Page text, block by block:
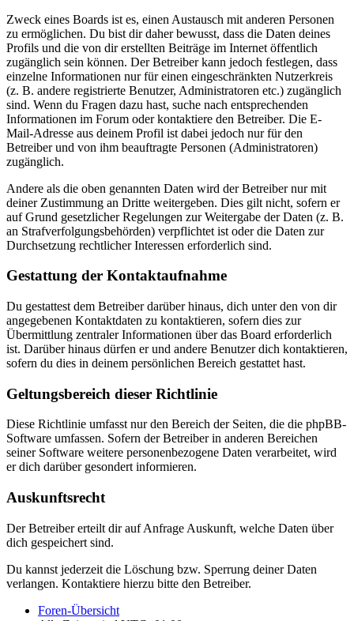
Zweck eines Boards ist es, einen Austausch mit anderen Personen
zu ermöglichen. Du bist dir daher bewusst, dass die Daten deines
Profils und die von dir erstellten Beiträge im Internet öffentlich
zugänglich sein können. Der Betreiber kann jedoch festlegen, dass
einzelne Informationen nur für einen eingeschränkten Nutzerkreis
(z. B. andere registrierte Benutzer, Administratoren etc.) zugänglich
sind. Wenn du Fragen dazu hast, suche nach entsprechenden
Informationen im Forum oder kontaktiere den Betreiber. Die E-
Mail-Adresse aus deinem Profil ist dabei jedoch nur für den
Betreiber und von ihm beauftragte Personen (Administratoren)
zugänglich.
Andere als die oben genannten Daten wird der Betreiber nur mit
deiner Zustimmung an Dritte weitergeben. Dies gilt nicht, sofern er
auf Grund gesetzlicher Regelungen zur Weitergabe der Daten (z. B.
an Strafverfolgungsbehörden) verpflichtet ist oder die Daten zur
Durchsetzung rechtlicher Interessen erforderlich sind.
Gestattung der Kontaktaufnahme
Du gestattest dem Betreiber darüber hinaus, dich unter den von dir
angegebenen Kontaktdaten zu kontaktieren, sofern dies zur
Übermittlung zentraler Informationen über das Board erforderlich
ist. Darüber hinaus dürfen er und andere Benutzer dich kontaktieren,
sofern du dies in deinem persönlichen Bereich gestattet hast.
Geltungsbereich dieser Richtlinie
Diese Richtlinie umfasst nur den Bereich der Seiten, die die phpBB-
Software umfassen. Sofern der Betreiber in anderen Bereichen
seiner Software weitere personenbezogene Daten verarbeitet, wird
er dich darüber gesondert informieren.
Auskunftsrecht
Der Betreiber erteilt dir auf Anfrage Auskunft, welche Daten über
dich gespeichert sind.
Du kannst jederzeit die Löschung bzw. Sperrung deiner Daten
verlangen. Kontaktiere hierzu bitte den Betreiber.
Foren-Übersicht